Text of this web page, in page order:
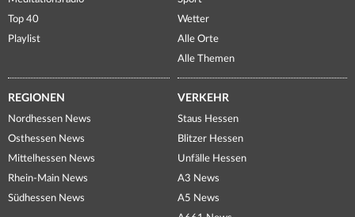
Top 40
Playlist
Wetter
Alle Orte
Alle Themen
REGIONEN
Nordhessen News
Osthessen News
Mittelhessen News
Rhein-Main News
Südhessen News
VERKEHR
Staus Hessen
Blitzer Hessen
Unfälle Hessen
A3 News
A5 News